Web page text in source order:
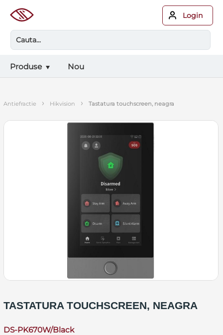
Login
Produse Nou
antiefractie › hikvision › tastatura touchscreen, neagra
TASTATURA TOUCHSCREEN, NEAGRA
DS-PK670W/Black